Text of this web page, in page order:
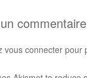
commentaire
vous connecterpour